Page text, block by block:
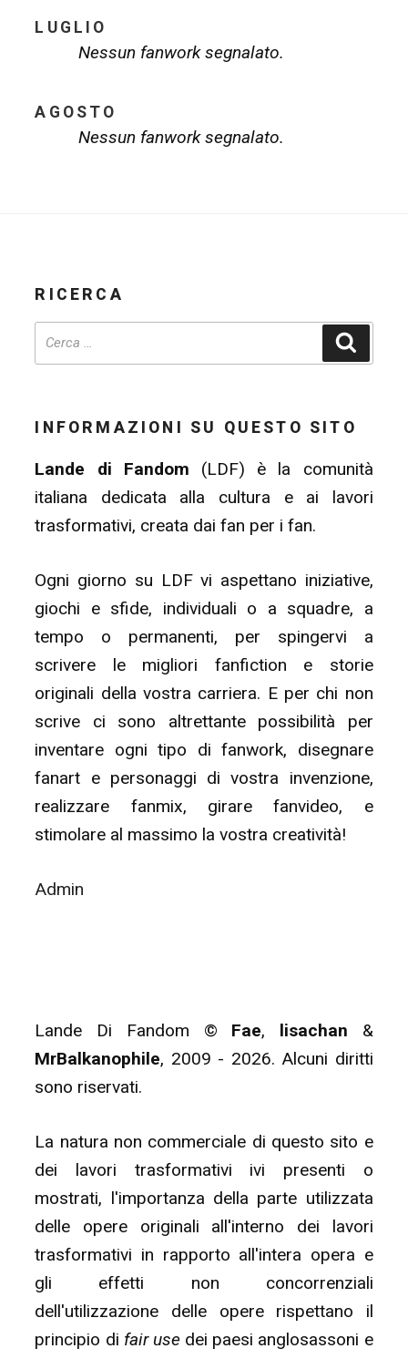
LUGLIO
Nessun fanwork segnalato.
AGOSTO
Nessun fanwork segnalato.
RICERCA
INFORMAZIONI SU QUESTO SITO
Lande di Fandom (LDF) è la comunità
italiana dedicata alla cultura e ai lavori
trasformativi, creata dai fan per i fan.
Ogni giorno su LDF vi aspettano iniziative,
giochi e sfide, individuali o a squadre, a
tempo o permanenti, per spingervi a
scrivere le migliori fanfiction e storie
originali della vostra carriera. E per chi non
scrive ci sono altrettante possibilità per
inventare ogni tipo di fanwork, disegnare
fanart e personaggi di vostra invenzione,
realizzare fanmix, girare fanvideo, e
stimolare al massimo la vostra creatività!
Admin
Lande Di Fandom © Fae, lisachan &
MrBalkanophile, 2009 - 2026. Alcuni diritti
sono riservati.
La natura non commerciale di questo sito e
dei lavori trasformativi ivi presenti o
mostrati, l'importanza della parte utilizzata
delle opere originali all'interno dei lavori
trasformativi in rapporto all'intera opera e
gli effetti non concorrenziali
dell'utilizzazione delle opere rispettano il
principio di fair usedei paesi anglosassoni e